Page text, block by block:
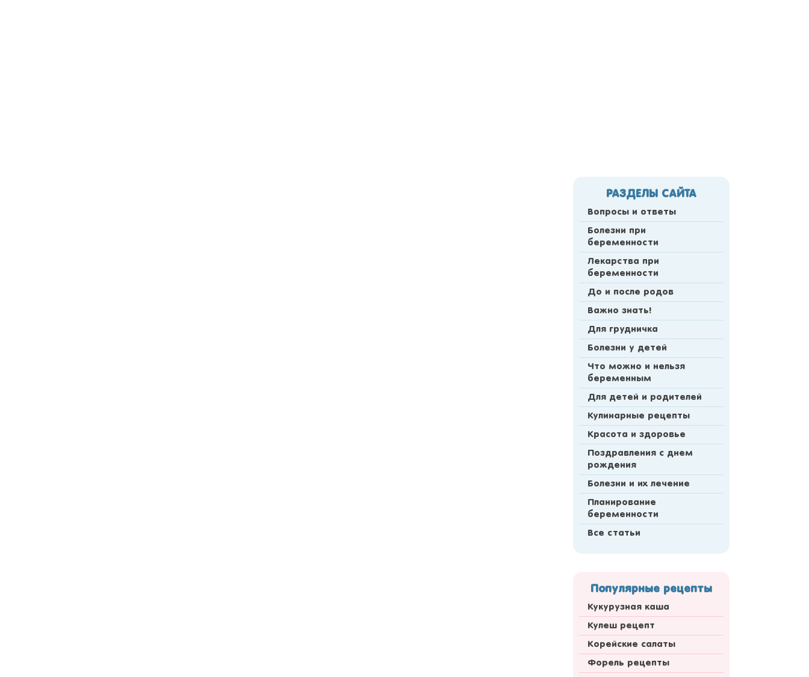
РАЗДЕЛЫ САЙТА
Вопросы и ответы
Болезни при
беременности
Лекарства при
беременности
До и после родов
Важно знать!
Для грудничка
Болезни у детей
Что можно и нельзя
беременным
Для детей и родителей
Кулинарные рецепты
Красота и здоровье
Поздравления с днем
рождения
Болезни и их лечение
Планирование
беременности
Все статьи
Популярные рецепты
Кукурузная каша
Кулеш рецепт
Корейские салаты
Форель рецепты